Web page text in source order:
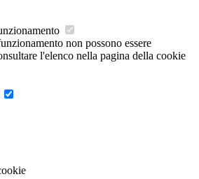
non possono essere
l'elenco nella pagina della cookie